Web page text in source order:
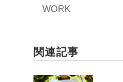
WORK
関連記事